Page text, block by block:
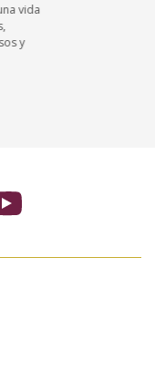
vida
y